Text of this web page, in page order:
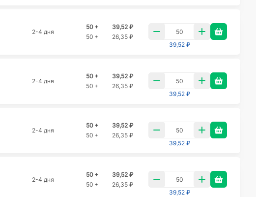
2-4 дня
50 +
39,52 ₽
50 +
26,35 ₽
39,52 ₽
2-4 дня
50 +
39,52 ₽
50 +
26,35 ₽
39,52 ₽
2-4 дня
50 +
39,52 ₽
50 +
26,35 ₽
39,52 ₽
2-4 дня
50 +
39,52 ₽
50 +
26,35 ₽
39,52 ₽